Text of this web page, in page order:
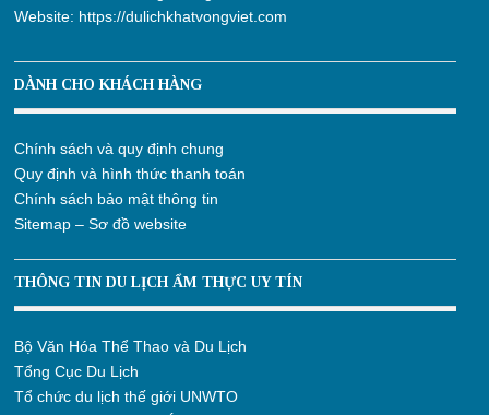
Website: https://dulichkhatvongviet.com
DÀNH CHO KHÁCH HÀNG
Chính sách và quy định chung
Quy định và hình thức thanh toán
Chính sách bảo mật thông tin
Sitemap – Sơ đồ website
THÔNG TIN DU LỊCH ẨM THỰC UY TÍN
Bộ Văn Hóa Thể Thao và Du Lịch
Tổng Cục Du Lịch
Tổ chức du lịch thế giới UNWTO